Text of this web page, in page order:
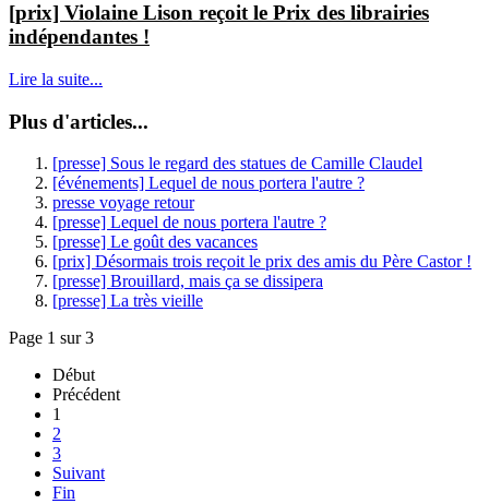
[prix] Violaine Lison reçoit le Prix des librairies
indépendantes !
Lire la suite...
Plus d'articles...
[presse] Sous le regard des statues de Camille Claudel
[événements] Lequel de nous portera l'autre ?
presse voyage retour
[presse] Lequel de nous portera l'autre ?
[presse] Le goût des vacances
[prix] Désormais trois reçoit le prix des amis du Père Castor !
[presse] Brouillard, mais ça se dissipera
[presse] La très vieille
Page 1 sur 3
Début
Précédent
1
2
3
Suivant
Fin